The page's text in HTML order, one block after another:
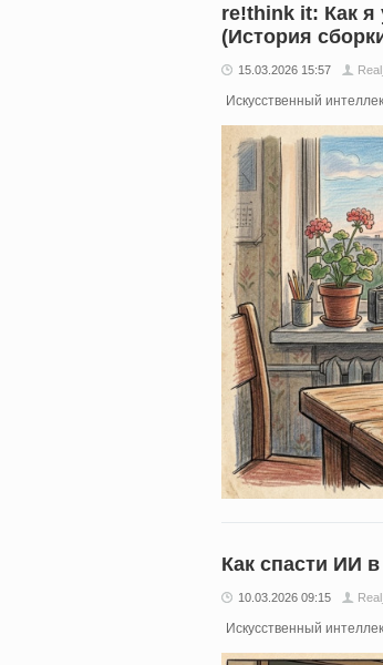
re!think it: Как я
(История
15.03.2026 15:57
Искусственный
Как спасти ИИ
10.03.2026 09:15
Искусственный